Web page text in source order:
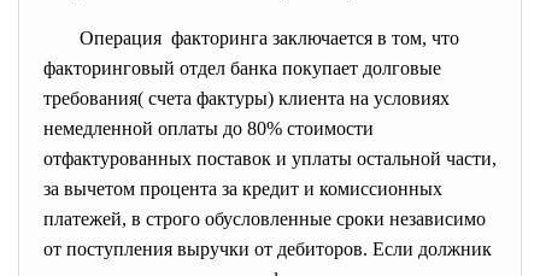
Операция факторинга заключается в том, что
факторинговый отдел банка покупает долговые
требования( счета фактуры) клиента на условиях
немедленной оплаты до 80% стоимости
отфактурованных поставок и уплаты остальной части,
за вычетом процента за кредит и комиссионных
платежей, в строго обусловленные сроки независимо
от поступления выручки от дебиторов. Если должник